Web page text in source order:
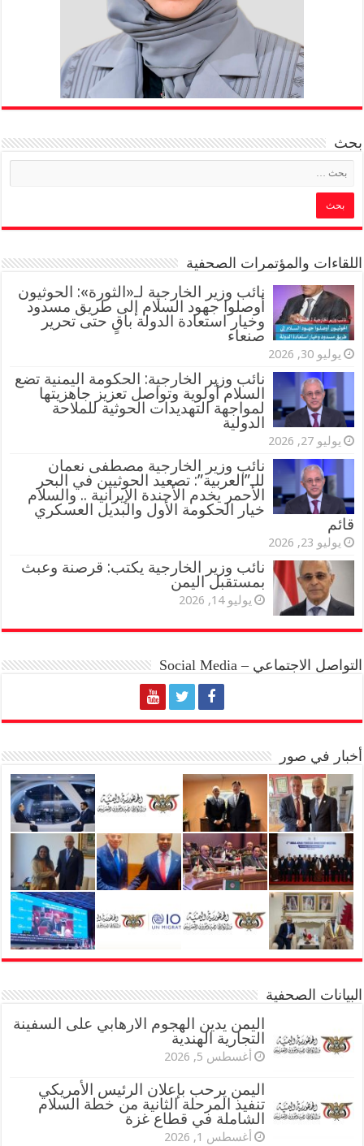
بحث
اللقاءات والمؤتمرات الصحفية
‏نائب وزير الخارجية لـ«الثورة»: الحوثيون
أوصلوا جهود السلام إلى طريق مسدود
وخيار استعادة الدولة باقٍ حتى تحرير
صنعاء
يوليو 30, 2026
نائب وزير الخارجية: الحكومة اليمنية تضع
السلام أولوية وتواصل تعزيز جاهزيتها
لمواجهة التهديدات الحوثية للملاحة
الدولية
يوليو 27, 2026
نائب وزير الخارجية مصطفى نعمان
للـ”العربية”: تصعيد الحوثيين في البحر
الأحمر يخدم الأجندة الإيرانية .. والسلام
خيار الحكومة الأول والبديل العسكري
قائم
يوليو 23, 2026
نائب وزير الخارجية يكتب: قرصنة وعبث
بمستقبل اليمن
يوليو 14, 2026
التواصل الاجتماعي – Social Media
أخبار في صور
البيانات الصحفية
اليمن يدين الهجوم الارهابي على السفينة
التجارية الهندية
أغسطس 5, 2026
اليمن يرحب بإعلان الرئيس الأمريكي
تنفيذ المرحلة الثانية من خطة السلام
الشاملة في قطاع غزة
أغسطس 1, 2026